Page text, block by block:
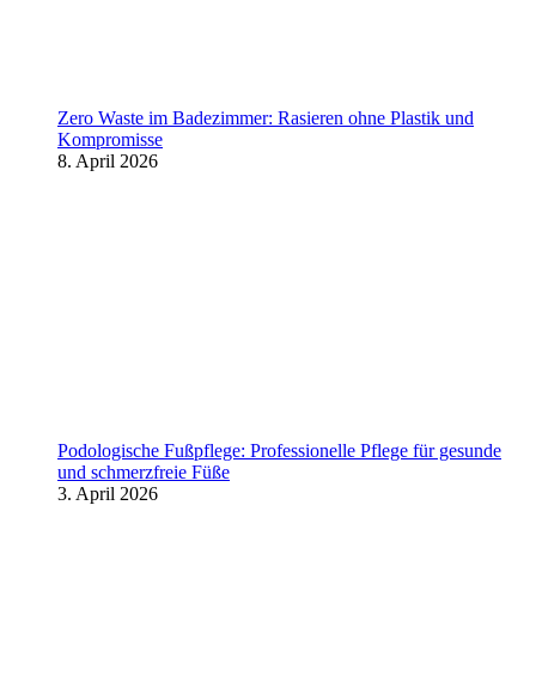
Zero Waste im Badezimmer: Rasieren ohne Plastik und
Kompromisse
8. April 2026
Podologische Fußpflege: Professionelle Pflege für gesunde
und schmerzfreie Füße
3. April 2026